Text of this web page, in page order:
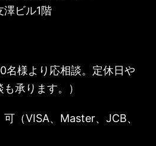
ル1階
名様より応相談。定休日や
承ります。）
可（VISA、Master、JCB、